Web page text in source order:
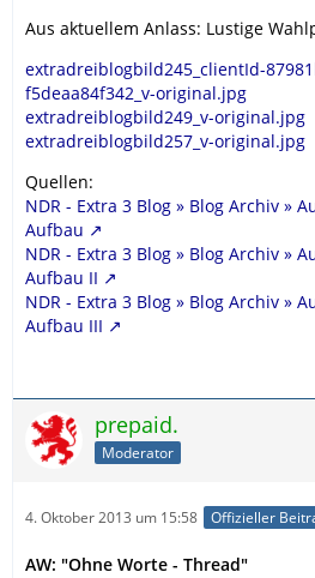
Aus aktuellem Anlass: Lustige
extradreiblogbild245_clientId-
f5deaa84f342_v-original.jpg
extradreiblogbild249_v-original.jpg
extradreiblogbild257_v-original.jpg
Quellen:
NDR - Extra 3 Blog » Blog Archiv »
Aufbau
NDR - Extra 3 Blog » Blog Archiv »
Aufbau II
NDR - Extra 3 Blog » Blog Archiv »
Aufbau III
prepaid.
Moderator
4. Oktober 2013 um 15:58 Offizieller
AW: "Ohne Worte - Thread"